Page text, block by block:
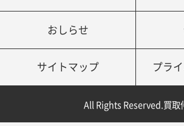
おしらせ
サイトマップ プラ
All Rights Reserved.買取